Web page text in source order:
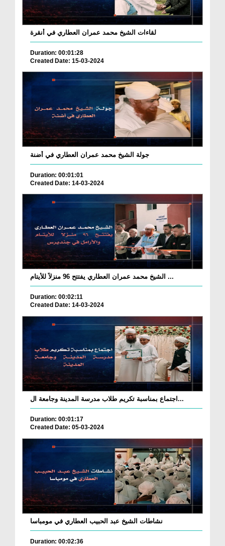
لقاءات الشيخ محمد عمران العطاري في أنقرة
Duration: 00:01:28
Created Date: 15-03-2024
جولة الشيخ محمد عمران العطاري في أضنة
Duration: 00:01:01
Created Date: 14-03-2024
الشيخ محمد عمران العطاري يفتتح 96 منزلاً للأيتام ...
Duration: 00:02:11
Created Date: 14-03-2024
اجتماع بمناسبة تكريم طلاب مدرسة المدينة وجامعة ال...
Duration: 00:01:17
Created Date: 05-03-2024
نشاطات الشيخ عبد الحبيب العطاري في مومباسا
Duration: 00:02:36